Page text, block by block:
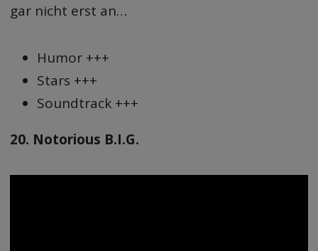
gar nicht erst an…
Humor +++
Stars +++
Soundtrack +++
20. Notorious B.I.G.